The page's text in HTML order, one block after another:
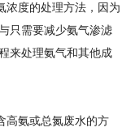
度的处理方法，因为
只需要减少氨气渗滤
来处理氨气和其他成
氨或总氮废水的方